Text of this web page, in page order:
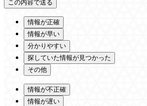
情報が正確
情報が早い
分かりやすい
探していた情報が見つかった
その他
情報が不正確
情報が遅い